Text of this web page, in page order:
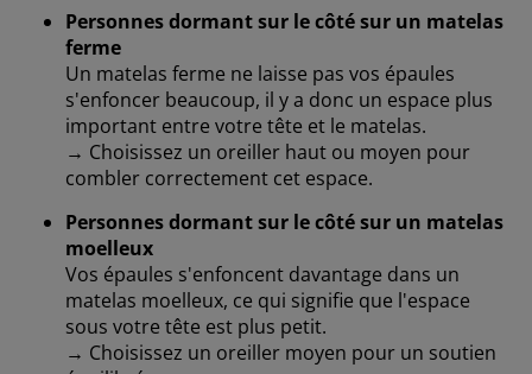
Personnes dormant sur le côté sur un matelas
ferme
Un matelas ferme ne laisse pas vos épaules
s'enfoncer beaucoup, il y a donc un espace plus
important entre votre tête et le matelas.
→ Choisissez un oreiller haut ou moyen pour
combler correctement cet espace.
Personnes dormant sur le côté sur un matelas
moelleux
Vos épaules s'enfoncent davantage dans un
matelas moelleux, ce qui signifie que l'espace
sous votre tête est plus petit.
→ Choisissez un oreiller moyen pour un soutien